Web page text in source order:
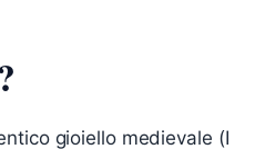
gioiello medievale (I